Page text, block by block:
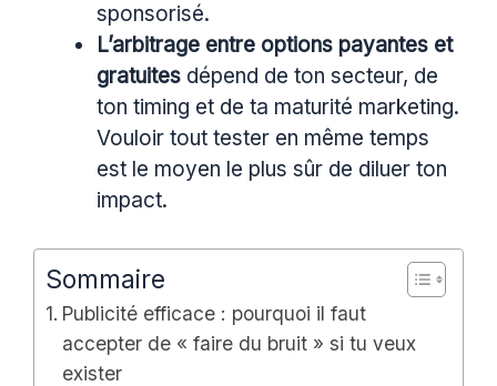
sponsorisé.
L’arbitrage entre options payantes et
gratuites dépend de ton secteur, de
ton timing et de ta maturité marketing.
Vouloir tout tester en même temps
est le moyen le plus sûr de diluer ton
impact.
Sommaire
Publicité efficace : pourquoi il faut
accepter de « faire du bruit » si tu veux
exister